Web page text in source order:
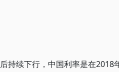
持续下行，中国利率是在2018